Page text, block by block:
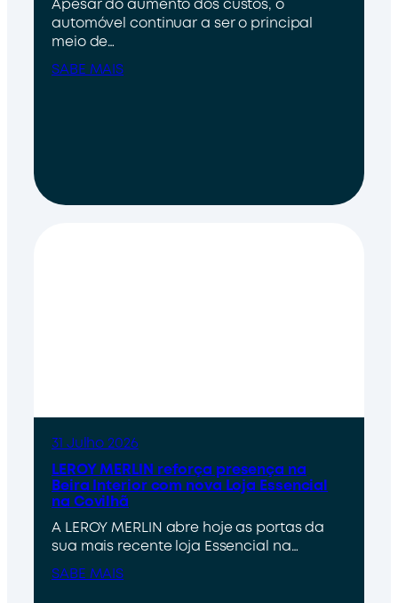
Apesar do aumento dos custos, o
automóvel continuar a ser o principal
meio de…
SABE MAIS
31 Julho 2026
LEROY MERLIN reforça presença na
Beira Interior com nova Loja Essencial
na Covilhã
A LEROY MERLIN abre hoje as portas da
sua mais recente loja Essencial na…
SABE MAIS